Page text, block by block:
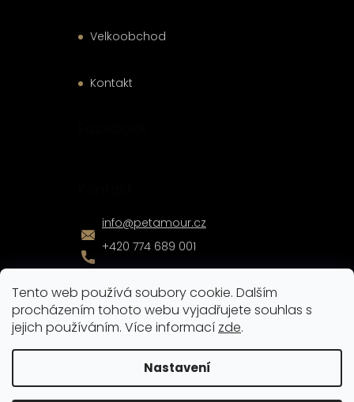
Tento web používá soubory cookie. Dalším
procházením tohoto webu vyjadřujete souhlas s
jejich používáním. Více informací zde.
Nastavení
Velkoobchod
Kontakt
info@petamour.cz
+420 774 689 001
Nakódoval